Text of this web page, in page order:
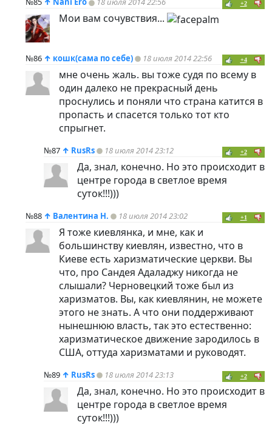
+2
Мои вам сочувствия...
№86 ↑ кошк(сама по себе) 18 июля 2014 22:56 +4
мне очень жаль. вы тоже судя по всему в
один далеко не прекрасный день
проснулись и поняли что страна катится в
пропасть и спасется только тот кто
спрыгнет.
№87 ↑ RusRs 18 июля 2014 23:12 +2
Да, знал, конечно. Но это происходит в
центре города в светлое время
суток!!!)))
№88 ↑ Валентина Н. 18 июля 2014 23:02 +1
Я тоже киевлянка, и мне, как и
большинству киевлян, известно, что в
Киеве есть харизматические церкви. Вы
что, про Сандея Адаладжу никогда не
слышали? Черновецкий тоже был из
харизматов. Вы, как киевлянин, не можете
этого не знать. А что они поддерживают
нынешнюю власть, так это естественно:
харизматическое движение зародилось в
США, оттуда харизматами и руководят.
№89 ↑ RusRs 18 июля 2014 23:13 +2
Да, знал, конечно. Но это происходит в
центре города в светлое время
суток!!!)))